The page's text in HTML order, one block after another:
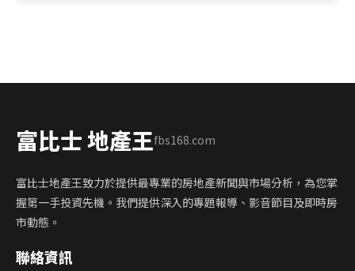
富比士 地產王fbs168.com
富比士地產王致力於提供最專業的房地產新聞與市場分析，為您掌
握第一手投資先機。我們提供深入的專題報導、影音節目及即時房
市動態。
聯絡資訊